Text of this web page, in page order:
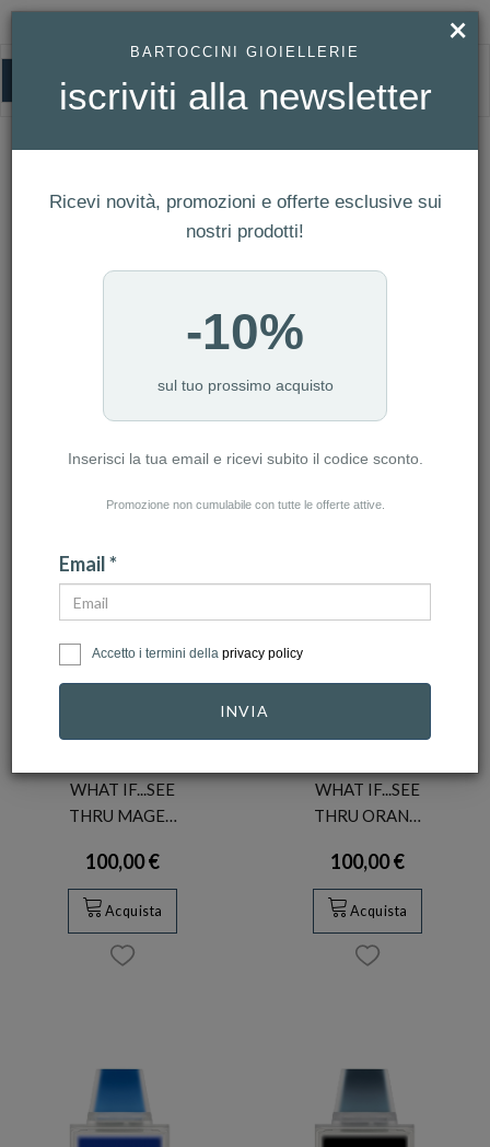
SWATCH
CATEGORIA: OROLOGERIA
AZZERA FILTRI
NUMERO ARTICOLI:276
WHAT IF...SEE
THRU MAGE…
100,00 €
Acquista
WHAT IF...SEE
THRU ORAN…
100,00 €
Acquista
×
BARTOCCINI GIOIELLERIE
iscriviti alla newsletter
Ricevi novità, promozioni e offerte esclusive sui
nostri prodotti!
-10%
sul tuo prossimo acquisto
Inserisci la tua email e ricevi subito il codice sconto.
Promozione non cumulabile con tutte le offerte attive.
Email *
Accetto i termini della privacy policy
INVIA